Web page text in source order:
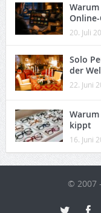
20. Juli
Solo
der
22. Juni
kippt
16. Juni
© 2007